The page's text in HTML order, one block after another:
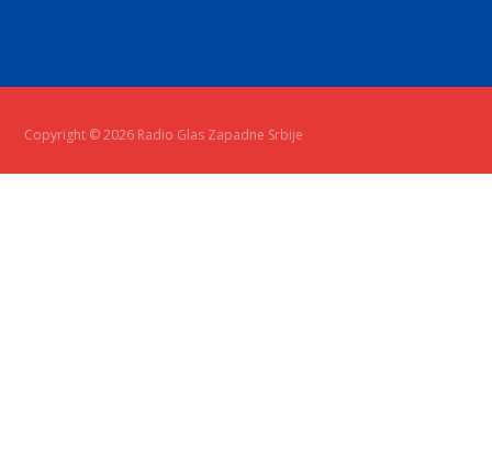
Copyright © 2026 Radio Glas Zapadne Srbije